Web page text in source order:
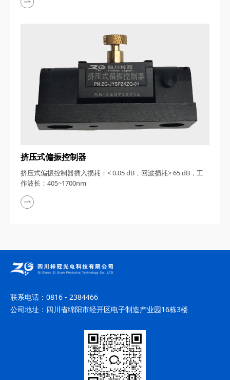
挤压式偏振控制器
挤压式偏振控制器插入损耗：< 0.05 dB，回波损耗> 65 dB，工
作波长：405~1700nm
联系电话： 0816 - 2384466
公司地址： 四川省绵阳市经开区电子制造产业园16栋3楼